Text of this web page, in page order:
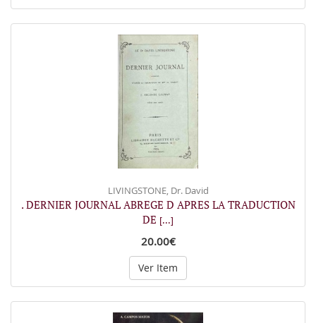
LIVINGSTONE, Dr. David
. DERNIER JOURNAL ABREGE D APRES LA TRADUCTION
DE [...]
20.00€
Ver Item